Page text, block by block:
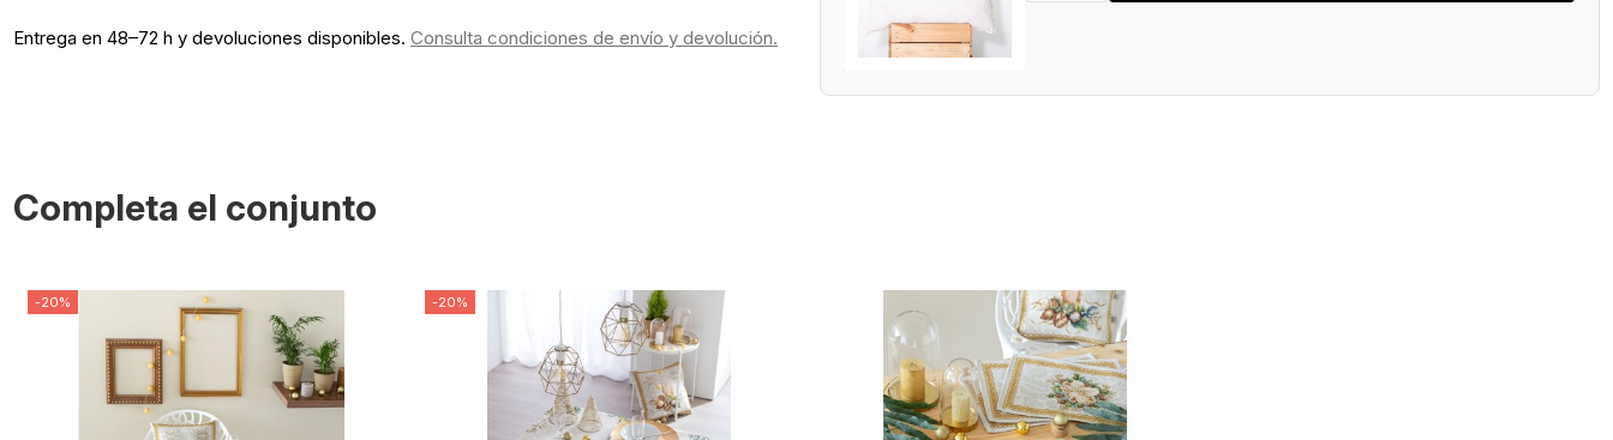
Entrega en 48–72 h y devoluciones disponibles.Consulta condiciones de envío y devolución.
Completa el conjunto
-20% -20%